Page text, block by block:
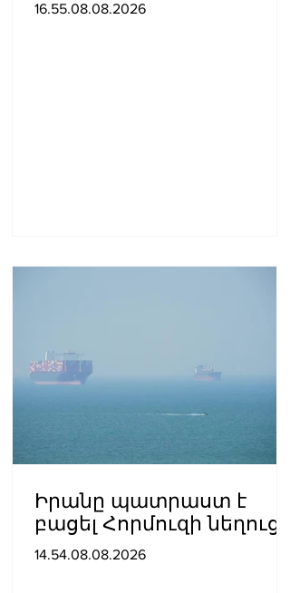
16.55.08.08.2026
Իրանը պատրաստ է
բացել Հորմուզի նեղուցը,
եթե ԱՄՆ-ն ընդունի
14.54.08.08.2026